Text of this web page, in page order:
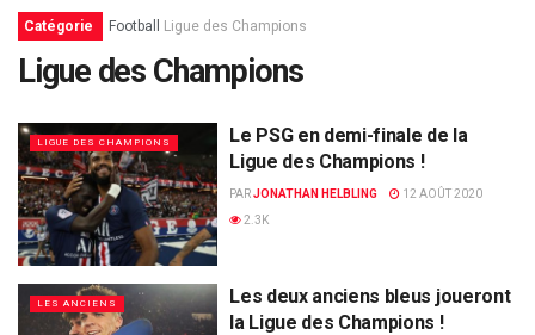
Catégorie Football Ligue des Champions
Ligue des Champions
LIGUE DES CHAMPIONS
Le PSG en demi-finale de la
Ligue des Champions !
PARJONATHAN HELBLING
12 AOÛT 2020
2.3K
LES ANCIENS
Les deux anciens bleus joueront
la Ligue des Champions !